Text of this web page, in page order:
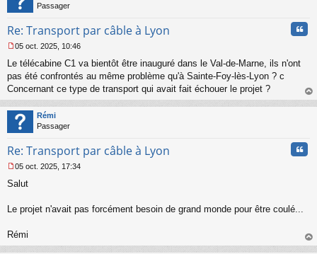
Passager
Re: Transport par câble à Lyon
e
s
s
g
e
n
n
u
05 oct. 2025, 10:46
Le télécabine C1 va bientôt être inauguré dans le Val-de-Marne, ils n'ont
pas été confrontés au même problème qu'à Sainte-Foy-lès-Lyon ? c
Concernant ce type de transport qui avait fait échouer le projet ?
au
Rémi
Passager
Re: Transport par câble à Lyon
e
s
e
n
05 oct. 2025, 17:34
Salut
Le projet n'avait pas forcément besoin de grand monde pour être coulé...
Rémi
au